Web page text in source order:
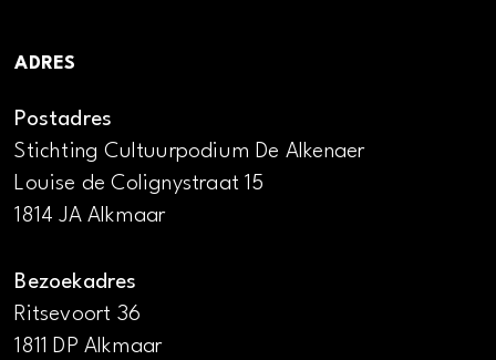
ADRES
Postadres
Stichting Cultuurpodium De Alkenaer
Louise de Colignystraat 15
1814 JA Alkmaar
Bezoekadres
Ritsevoort 36
1811 DP Alkmaar